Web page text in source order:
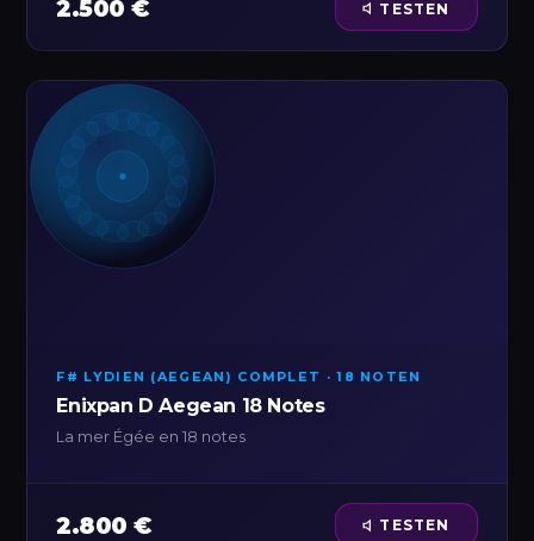
2.500 € TESTEN
F# LYDIEN (AEGEAN) COMPLET · 18 NOTEN
Enixpan D Aegean 18 Notes
La mer Égée en 18 notes
2.800 € TESTEN